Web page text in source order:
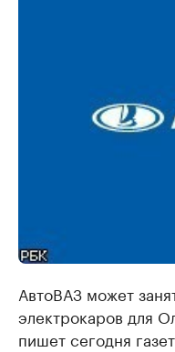
АвтоВАЗ может
электрокаров для
пишет сегодня